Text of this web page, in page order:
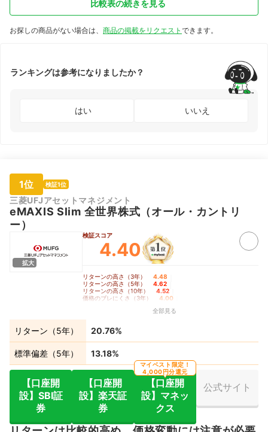
比較表の続きを見る
お探しの商品がない場合は、 商品の掲載をリクエスト できます。
ランキングは参考になりましたか？
はい いいえ
1位 検証1位
三菱UFJアセットマネジメント
eMAXIS Slim 全世界株式（オール・カントリ
ー）
拡大
検証スコア
4.40
リターンの高さ（3年） 4.48
リターンの高さ（5年） 4.62
リターンの高さ（10年） 4.52
価格のブレにくさ（3年） 4.00
価格のブレにくさ（10年） 3.91｜
コロナショック時の耐久度
全部見る
リターン（5年） 20.76%
標準偏差（5年） 13.18%
【口座開
設】SBI証
券
【口座開
設】楽天証
券
【口座開
設】マネッ
クス
マイベスト限定！
4,000円分還元
公式サイト